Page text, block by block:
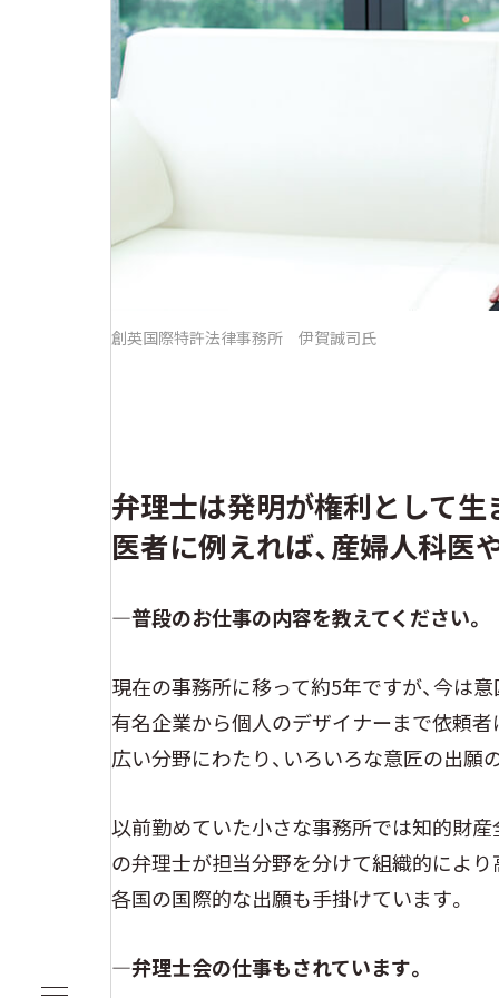
創英国際特許法律事務所 伊賀誠司氏
弁理士は発明が権利として生
医者に例えれば、産婦人科医
―普段のお仕事の内容を教えてください。
現在の事務所に移って約5年ですが、今は
有名企業から個人のデザイナーまで依頼
広い分野にわたり、いろいろな意匠の出願
以前勤めていた小さな事務所では知的財
の弁理士が担当分野を分けて組織的によ
各国の国際的な出願も手掛けています。
―弁理士会の仕事もされています。